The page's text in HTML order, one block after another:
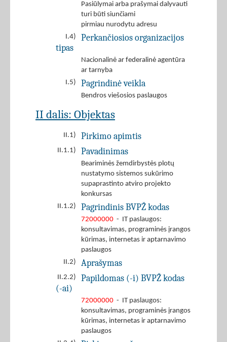
Pasiūlymai arba prašymai dalyvauti
turi būti siunčiami
pirmiau nurodytu adresu
I.4)
Perkančiosios organizacijos
tipas
Nacionalinė ar federalinė agentūra
ar tarnyba
I.5)
Pagrindinė veikla
Bendros viešosios paslaugos
II dalis: Objektas
II.1) Pirkimo apimtis
II.1.1) Pavadinimas
Beariminės žemdirbystės plotų
nustatymo sistemos sukūrimo
supaprastinto atviro projekto
konkursas
II.1.2)
Pagrindinis BVPŽ kodas
72000000 - IT paslaugos:
konsultavimas, programinės įrangos
kūrimas, internetas ir aptarnavimo
paslaugos
II.2)
Aprašymas
II.2.2)
Papildomas (-i) BVPŽ kodas
(-ai)
72000000 - IT paslaugos:
konsultavimas, programinės įrangos
kūrimas, internetas ir aptarnavimo
paslaugos